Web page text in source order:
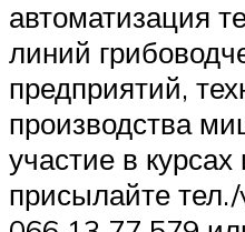
автоматизация
линий
предприятий,
производства
участие в
присылайте